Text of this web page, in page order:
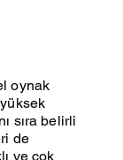
oynak
sıra belirli
de
ve çok